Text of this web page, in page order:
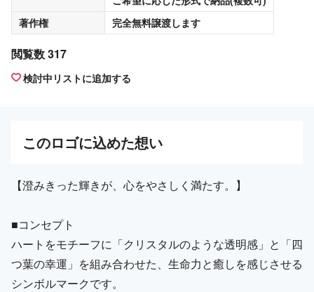
著作権
完全無料譲渡します
閲覧数 317
検討中リストに追加する
このロゴに込めた想い
【澄みきった輝きが、心をやさしく満たす。】
■コンセプト
ハートをモチーフに「クリスタルのような透明感」と「四
つ葉の幸運」を組み合わせた、生命力と癒しを感じさせる
シンボルマークです。